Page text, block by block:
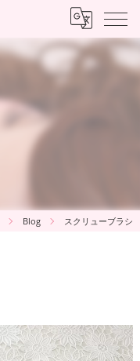
Blog スクリューブラシ